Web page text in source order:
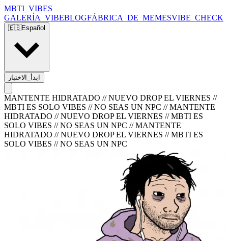
MBTI_VIBES
GALERÍA_VIBEBLOGFÁBRICA_DE_MEMESVIBE_CHECK
🇪🇸Español
ابدأ_الاختبار
MANTENTE HIDRATADO // NUEVO DROP EL VIERNES //
MBTI ES SOLO VIBES // NO SEAS UN NPC //MANTENTE
HIDRATADO // NUEVO DROP EL VIERNES // MBTI ES
SOLO VIBES // NO SEAS UN NPC //MANTENTE
HIDRATADO // NUEVO DROP EL VIERNES // MBTI ES
SOLO VIBES // NO SEAS UN NPC